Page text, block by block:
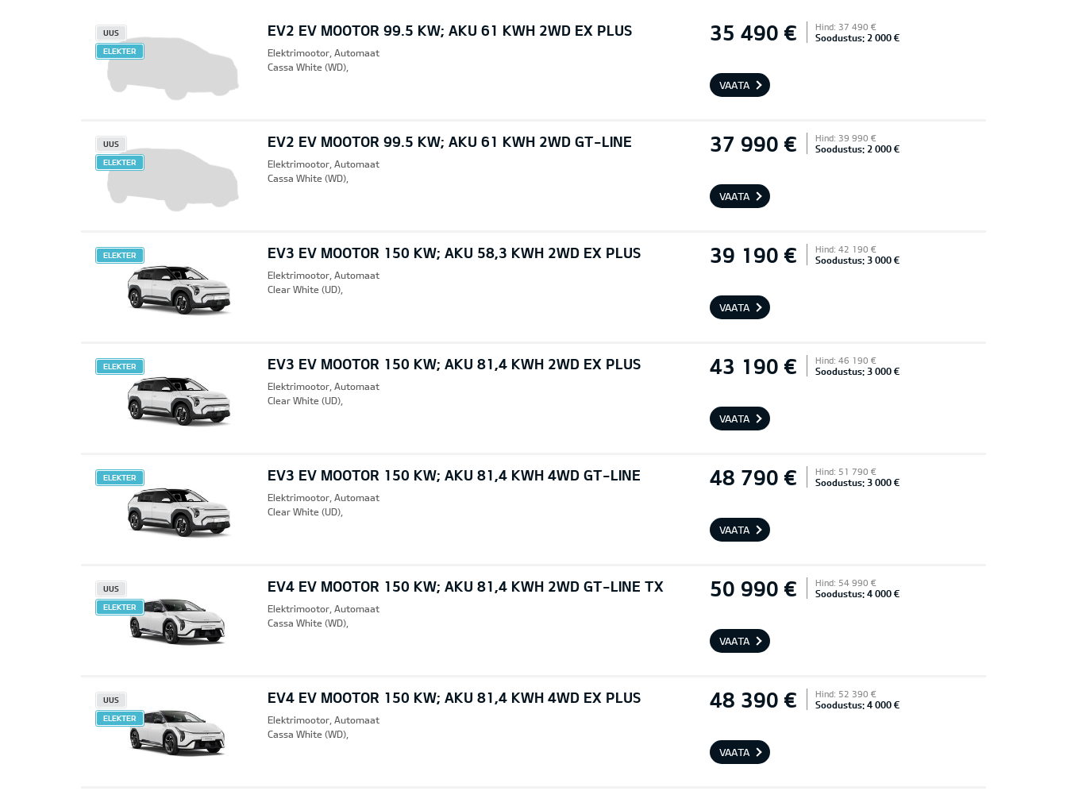
EV2 EV MOOTOR 99.5 KW; AKU 61 KWH 2WD EX PLUS 35 490 € Hind: 37 490 €
Soodustus: 2 000 €
UUS
ELEKTER
Elektrimootor, Automaat
Cassa White (WD),
VAATA
EV2 EV MOOTOR 99.5 KW; AKU 61 KWH 2WD GT-LINE 37 990 € Hind: 39 990 €
Soodustus: 2 000 €
UUS
ELEKTER
Elektrimootor, Automaat
Cassa White (WD),
VAATA
EV3 EV MOOTOR 150 KW; AKU 58,3 KWH 2WD EX PLUS 39 190 € Hind: 42 190 €
Soodustus: 3 000 €
ELEKTER
Elektrimootor, Automaat
Clear White (UD),
VAATA
EV3 EV MOOTOR 150 KW; AKU 81,4 KWH 2WD EX PLUS 43 190 € Hind: 46 190 €
Soodustus: 3 000 €
ELEKTER
Elektrimootor, Automaat
Clear White (UD),
VAATA
EV3 EV MOOTOR 150 KW; AKU 81,4 KWH 4WD GT-LINE 48 790 € Hind: 51 790 €
Soodustus: 3 000 €
ELEKTER
Elektrimootor, Automaat
Clear White (UD),
VAATA
EV4 EV MOOTOR 150 KW; AKU 81,4 KWH 2WD GT-LINE TX 50 990 € Hind: 54 990 €
Soodustus: 4 000 €
UUS
ELEKTER
Elektrimootor, Automaat
Cassa White (WD),
VAATA
EV4 EV MOOTOR 150 KW; AKU 81,4 KWH 4WD EX PLUS 48 390 € Hind: 52 390 €
Soodustus: 4 000 €
UUS
ELEKTER
Elektrimootor, Automaat
Cassa White (WD),
VAATA